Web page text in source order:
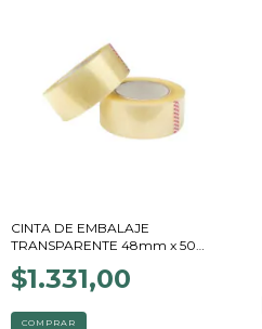
CINTA DE EMBALAJE
TRANSPARENTE 48mm x 50
$1.331,00